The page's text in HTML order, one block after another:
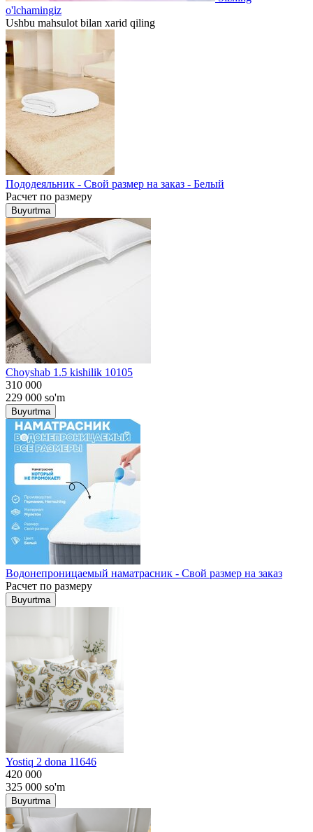
o'lchamingiz
Ushbu mahsulot bilan xarid qiling
Пододеяльник - Свой размер на заказ - Белый
Расчет по размеру
Buyurtma
Choyshab 1.5 kishilik 10105
310 000
229 000 so'm
Buyurtma
Водонепроницаемый наматрасник - Свой размер на заказ
Расчет по размеру
Buyurtma
Yostiq 2 dona 11646
420 000
325 000 so'm
Buyurtma